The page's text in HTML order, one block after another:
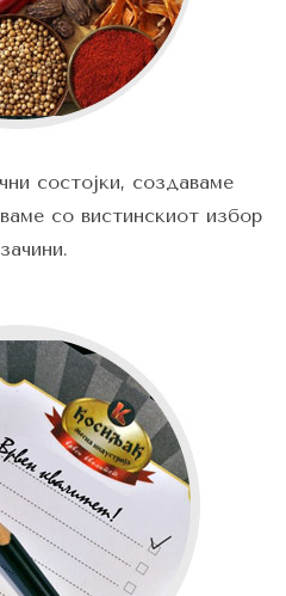
состојки, создаваме
со вистинскиот избор